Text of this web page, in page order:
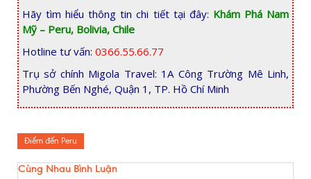
Hãy tìm hiểu thông tin chi tiết tại đây: Khám Phá Nam
Mỹ – Peru, Bolivia, Chile
Hotline tư vấn: 0366.55.66.77
Trụ sở chính Migola Travel: 1A Công Trường Mê Linh,
Phường Bến Nghé, Quận 1, TP. Hồ Chí Minh
Điểm đến Peru
Cùng Nhau Bình Luận